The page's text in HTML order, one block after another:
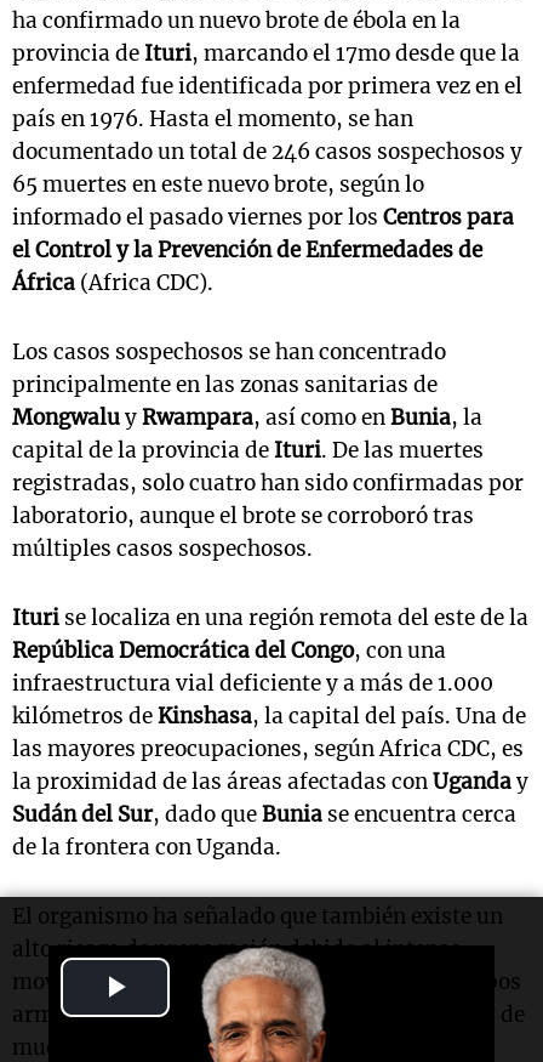
Play
Video
ha confirmado un nuevo brote de ébola en la
provincia de Ituri, marcando el 17mo desde que la
enfermedad fue identificada por primera vez en el
país en 1976. Hasta el momento, se han
documentado un total de 246 casos sospechosos y
65 muertes en este nuevo brote, según lo
informado el pasado viernes por los Centros para
el Control y la Prevención de Enfermedades de
África (Africa CDC).
Los casos sospechosos se han concentrado
principalmente en las zonas sanitarias de
MongwaluyRwampara, así como enBunia, la
capital de la provincia de Ituri. De las muertes
registradas, solo cuatro han sido confirmadas por
laboratorio, aunque el brote se corroboró tras
múltiples casos sospechosos.
Ituri se localiza en una región remota del este de la
República Democrática del Congo, con una
infraestructura vial deficiente y a más de 1.000
kilómetros deKinshasa, la capital del país. Una de
las mayores preocupaciones, según Africa CDC, es
la proximidad de las áreas afectadas conUganday
Sudán del Sur, dado queBunia se encuentra cerca
de la frontera con Uganda.
El organismo ha señalado que también existe un
alto riesgo de propagación debido al intenso
movimiento poblacional y a los ataques de grupos
armados en la región, que han causado decenas de
muertes y desplazamientos masivos durante el